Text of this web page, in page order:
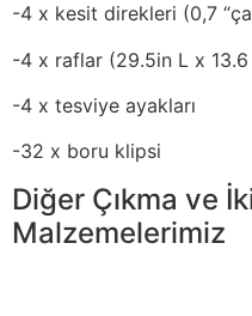
-4 x kesit direkleri (0,7
-4 x raflar (29.5in L x 13.6
-4 x tesviye ayakları
-32 x boru klipsi
Diğer Çıkma ve
Malzemelerimiz